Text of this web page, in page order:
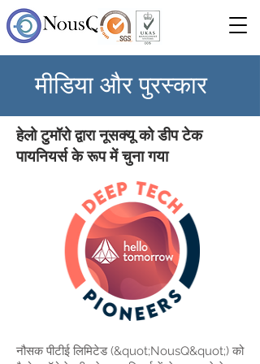
मीडिया और पुरस्कार
हेलो टुमॉरो द्वारा नूसक्यू को डीप टेक
पायनियर्स के रूप में चुना गया
नौसक पीटीई लिमिटेड(&quot;NousQ&quot;) को